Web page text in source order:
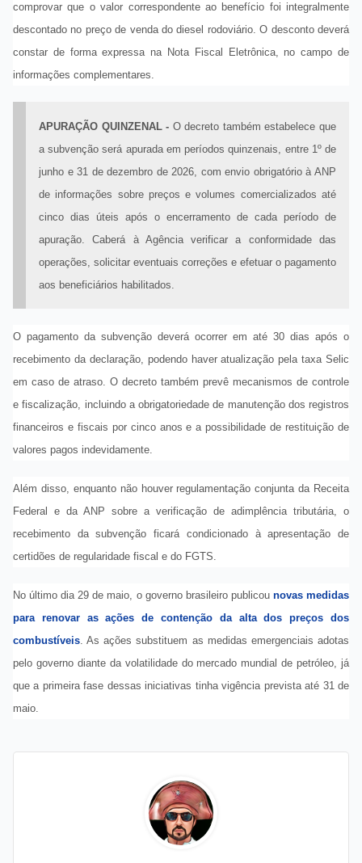
comprovar que o valor correspondente ao benefício foi integralmente
descontado no preço de venda do diesel rodoviário. O desconto deverá
constar de forma expressa na Nota Fiscal Eletrônica, no campo de
informações complementares.
APURAÇÃO QUINZENAL - O decreto também estabelece que
a subvenção será apurada em períodos quinzenais, entre 1º de
junho e 31 de dezembro de 2026, com envio obrigatório à ANP
de informações sobre preços e volumes comercializados até
cinco dias úteis após o encerramento de cada período de
apuração. Caberá à Agência verificar a conformidade das
operações, solicitar eventuais correções e efetuar o pagamento
aos beneficiários habilitados.
O pagamento da subvenção deverá ocorrer em até 30 dias após o
recebimento da declaração, podendo haver atualização pela taxa Selic
em caso de atraso. O decreto também prevê mecanismos de controle
e fiscalização, incluindo a obrigatoriedade de manutenção dos registros
financeiros e fiscais por cinco anos e a possibilidade de restituição de
valores pagos indevidamente.
Além disso, enquanto não houver regulamentação conjunta da Receita
Federal e da ANP sobre a verificação de adimplência tributária, o
recebimento da subvenção ficará condicionado à apresentação de
certidões de regularidade fiscal e do FGTS.
No último dia 29 de maio, o governo brasileiro publicou novas medidas
para renovar as ações de contenção da alta dos preços dos
combustíveis. As ações substituem as medidas emergenciais adotas
pelo governo diante da volatilidade do mercado mundial de petróleo, já
que a primeira fase dessas iniciativas tinha vigência prevista até 31 de
maio.